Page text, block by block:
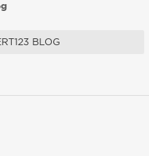
BLOG